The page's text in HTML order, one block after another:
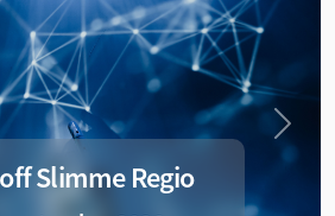
Slimme Regio
Next